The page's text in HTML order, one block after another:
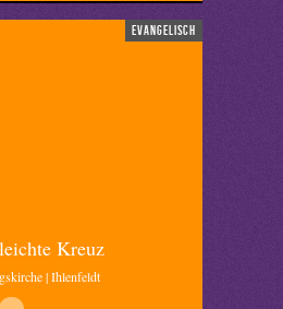
evangelisch
Kreuz
| Ihlenfeldt